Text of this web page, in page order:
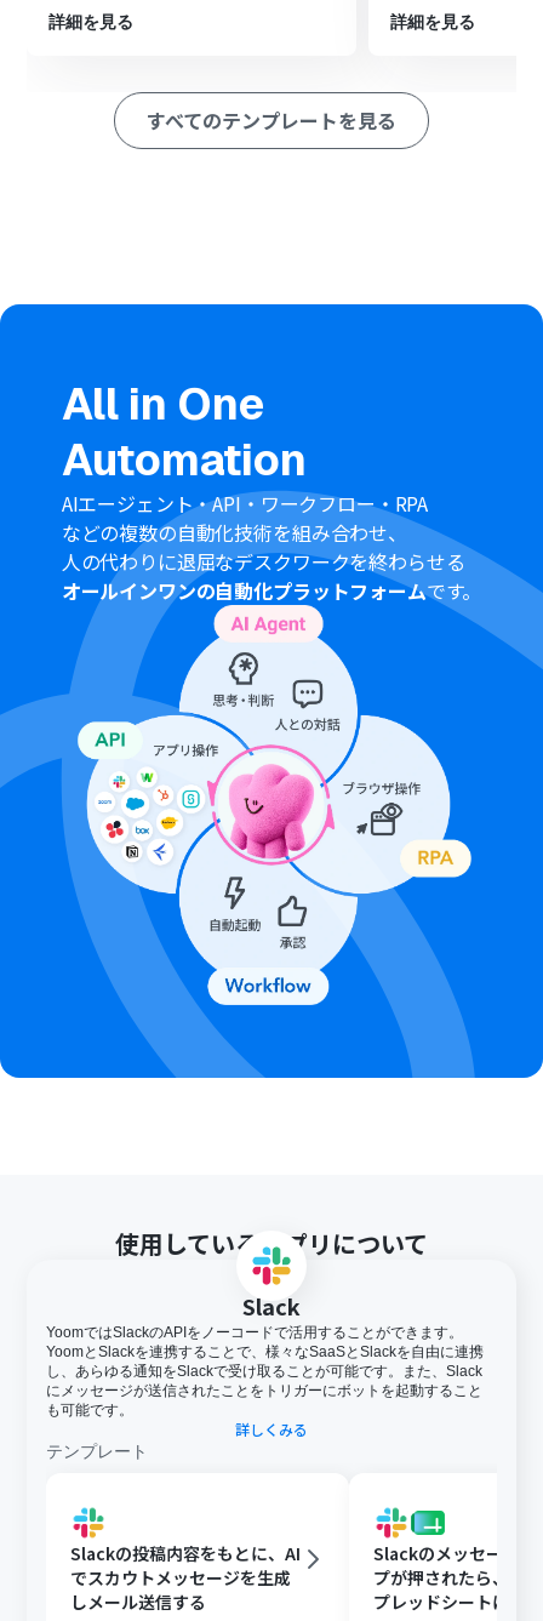
します。
したPDFファイルを追加します。
※「トリガー」：フロー起動のきっかけとなるアクション、「オ
ペレーション」：トリガー起動後、フロー内で処理を行うアク
報を変数として埋め込むことが可能です。
ださい。
詳細を見る 詳細を見る
すべてのテンプレートを見る
All in One
Automation
AIエージェント・API・ワークフロー・RPA
などの複数の自動化技術を組み合わせ、
人の代わりに退屈なデスクワークを終わらせる
オールインワンの自動化プラットフォームです。
使用しているアプリについて
Slack
YoomではSlackのAPIをノーコードで活用することができます。
YoomとSlackを連携することで、様々なSaaSとSlackを自由に連携
し、あらゆる通知をSlackで受け取ることが可能です。また、Slack
にメッセージが送信されたことをトリガーにボットを起動すること
も可能です。
詳しくみる
テンプレート
Slackの投稿内容をもとに、AI
でスカウトメッセージを生成
しメール送信する
Slackのメッセージに
プが押されたら、
プレッドシートにメ